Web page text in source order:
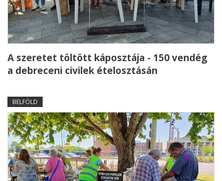
A szeretet töltött káposztája - 150 vendég
a debreceni civilek ételosztásán
BELFÖLD